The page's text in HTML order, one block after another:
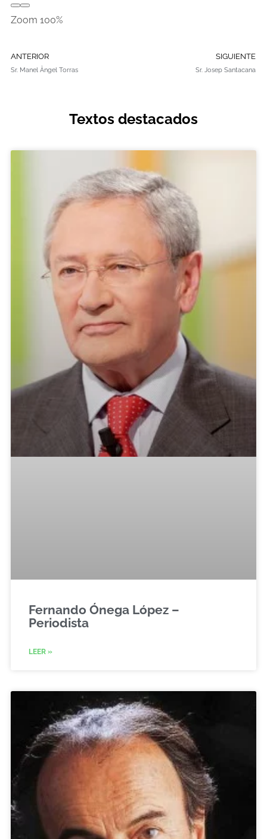
Zoom 100%
ANTERIOR
Sr. Manel Àngel Torras
SIGUIENTE
Sr. Josep Santacana
Textos destacados
Fernando Ónega López –
Periodista
LEER »